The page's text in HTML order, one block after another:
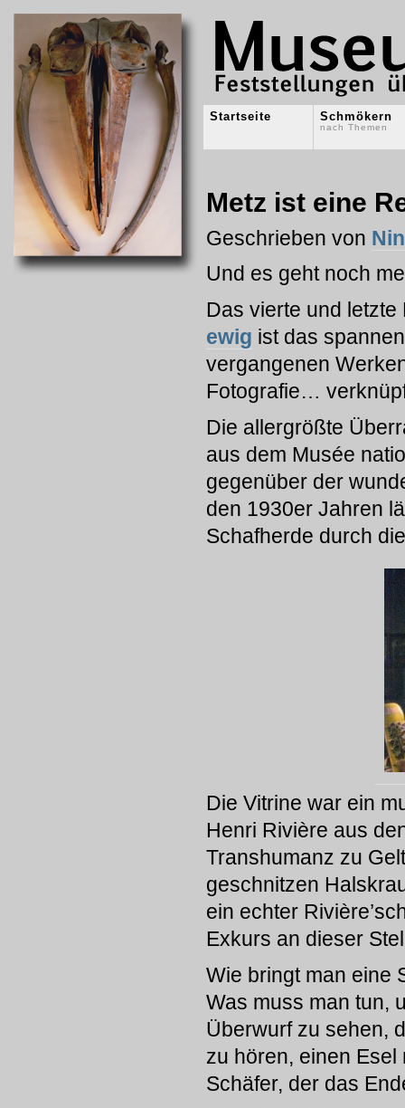
Startseite Schmökern
nach Themen
Metz ist eine
Geschrieben von
Und es geht noch
Das vierte und
ewig ist das
vergangenen
Fotografie…
Die allergrößte
aus dem Musée
gegenüber der
den 1930er Jahren
Schafherde durch
Die Vitrine war ein
Henri Rivière aus
Transhumanz zu
geschnitzen
ein echter
Exkurs an dieser
Wie bringt man eine
Was muss man tun,
Überwurf zu sehen,
zu hören, einen
Schäfer, der das